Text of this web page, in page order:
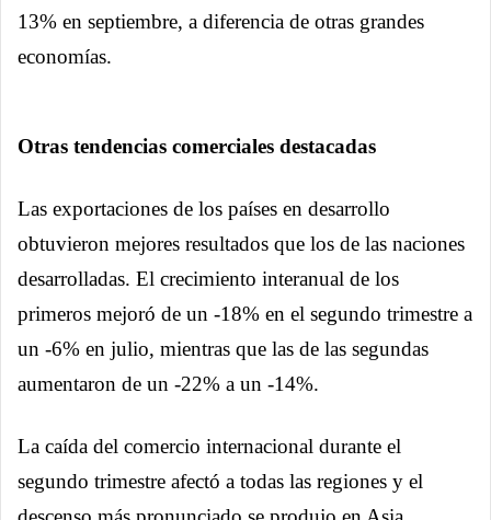
13% en septiembre, a diferencia de otras grandes
economías.
Otras tendencias comerciales destacadas
Las exportaciones de los países en desarrollo
obtuvieron mejores resultados que los de las naciones
desarrolladas. El crecimiento interanual de los
primeros mejoró de un -18% en el segundo trimestre a
un -6% en julio, mientras que las de las segundas
aumentaron de un -22% a un -14%.
La caída del comercio internacional durante el
segundo trimestre afectó a todas las regiones y el